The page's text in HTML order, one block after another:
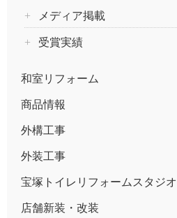
メディア掲載
受賞実績
和室リフォーム
商品情報
外構工事
外装工事
宝塚トイレリフォームスタジオ
店舗新装・改装